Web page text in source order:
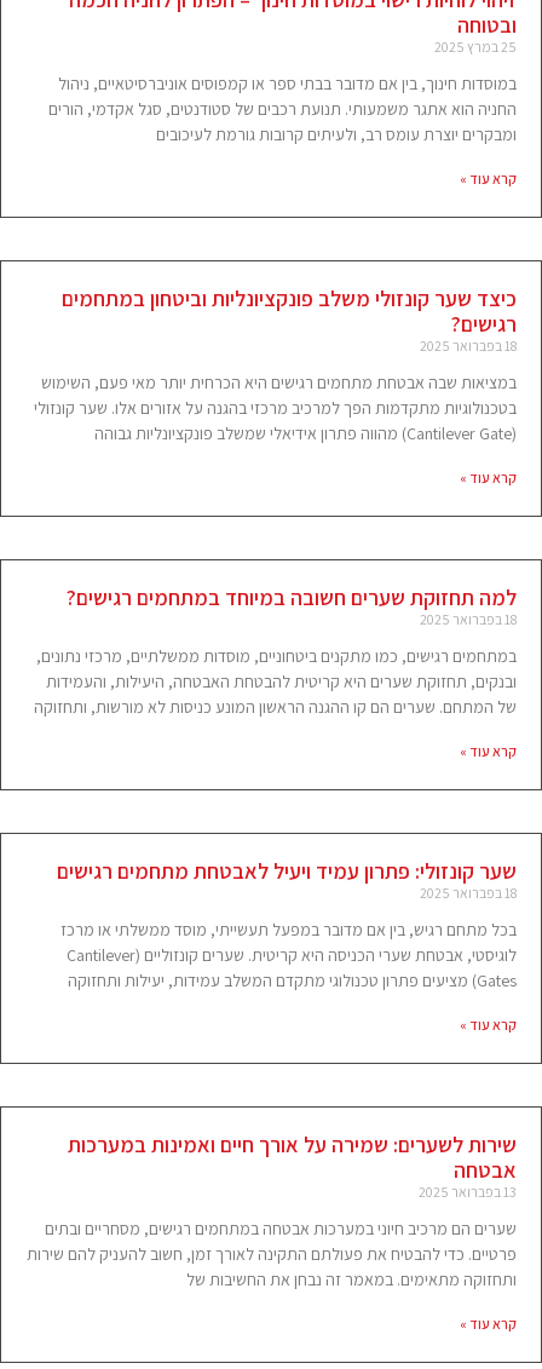
ובטוחה
25 במרץ 2025
במוסדות חינוך, בין אם מדובר בבתי ספר או קמפוסים אוניברסיטאיים, ניהול
החניה הוא אתגר משמעותי. תנועת רכבים של סטודנטים, סגל אקדמי, הורים
ומבקרים יוצרת עומס רב, ולעיתים קרובות גורמת לעיכובים
קרא עוד »
כיצד שער קונזולי משלב פונקציונליות וביטחון במתחמים
רגישים?
18 בפברואר 2025
במציאות שבה אבטחת מתחמים רגישים היא הכרחית יותר מאי פעם, השימוש
בטכנולוגיות מתקדמות הפך למרכיב מרכזי בהגנה על אזורים אלו. שער קונזולי
(Cantilever Gate) מהווה פתרון אידיאלי שמשלב פונקציונליות גבוהה
קרא עוד »
למה תחזוקת שערים חשובה במיוחד במתחמים רגישים?
18 בפברואר 2025
במתחמים רגישים, כמו מתקנים ביטחוניים, מוסדות ממשלתיים, מרכזי נתונים,
ובנקים, תחזוקת שערים היא קריטית להבטחת האבטחה, היעילות, והעמידות
של המתחם. שערים הם קו ההגנה הראשון המונע כניסות לא מורשות, ותחזוקה
קרא עוד »
שער קונזולי: פתרון עמיד ויעיל לאבטחת מתחמים רגישים
18 בפברואר 2025
בכל מתחם רגיש, בין אם מדובר במפעל תעשייתי, מוסד ממשלתי או מרכז
לוגיסטי, אבטחת שערי הכניסה היא קריטית. שערים קונזוליים (Cantilever
Gates) מציעים פתרון טכנולוגי מתקדם המשלב עמידות, יעילות ותחזוקה
קרא עוד »
שירות לשערים: שמירה על אורך חיים ואמינות במערכות
אבטחה
13 בפברואר 2025
שערים הם מרכיב חיוני במערכות אבטחה במתחמים רגישים, מסחריים ובתים
פרטיים. כדי להבטיח את פעולתם התקינה לאורך זמן, חשוב להעניק להם שירות
ותחזוקה מתאימים. במאמר זה נבחן את החשיבות של
קרא עוד »